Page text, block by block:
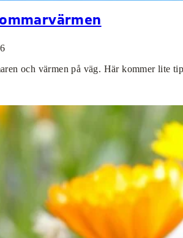
och värmen på väg. Här kommer lite